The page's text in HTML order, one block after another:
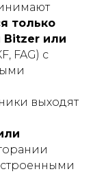
только
Bitzer или
FAG) с
выходят